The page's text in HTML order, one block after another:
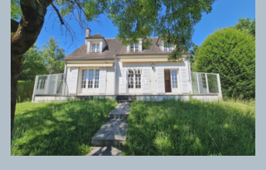
L'AGENCE VOUS PROPOSE
ses biens
Tri par
Du plus cher au moins cher